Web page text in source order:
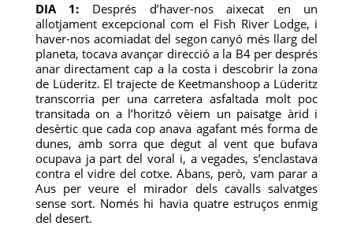
DIA 1: Després d’haver-nos aixecat en un
allotjament excepcional com el Fish River Lodge, i
haver-nos acomiadat del segon canyó més llarg del
planeta, tocava avançar direcció a la B4 per després
anar directament cap a la costa i descobrir la zona
de Lüderitz. El trajecte de Keetmanshoop a Lüderitz
transcorria per una carretera asfaltada molt poc
transitada on a l’horitzó vèiem un paisatge àrid i
desèrtic que cada cop anava agafant més forma de
dunes, amb sorra que degut al vent que bufava
ocupava ja part del voral i, a vegades, s’enclastava
contra el vidre del cotxe. Abans, però, vam parar a
Aus per veure el mirador dels cavalls salvatges
sense sort. Només hi havia quatre estruços enmig
del desert.